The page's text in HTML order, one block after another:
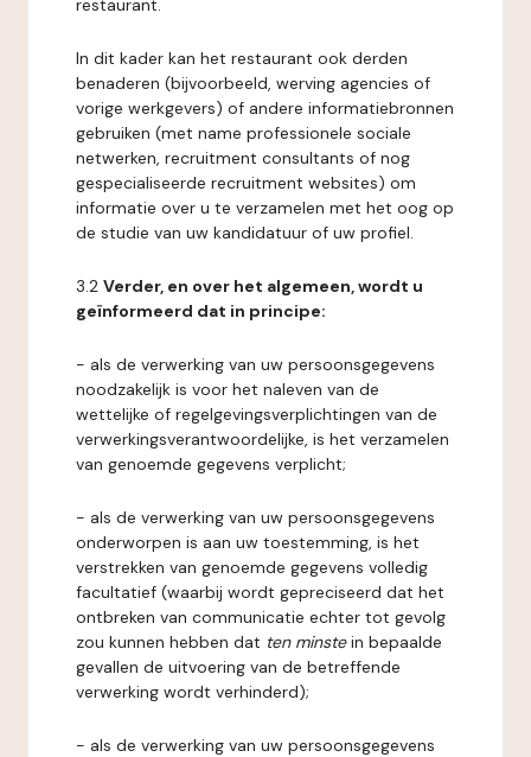
restaurant.
In dit kader kan het restaurant ook derden
benaderen (bijvoorbeeld, werving agencies of
vorige werkgevers) of andere informatiebronnen
gebruiken (met name professionele sociale
netwerken, recruitment consultants of nog
gespecialiseerde recruitment websites) om
informatie over u te verzamelen met het oog op
de studie van uw kandidatuur of uw profiel.
3.2 Verder, en over het algemeen, wordt u
geïnformeerd dat in principe:
- als de verwerking van uw persoonsgegevens
noodzakelijk is voor het naleven van de
wettelijke of regelgevingsverplichtingen van de
verwerkingsverantwoordelijke, is het verzamelen
van genoemde gegevens verplicht;
- als de verwerking van uw persoonsgegevens
onderworpen is aan uw toestemming, is het
verstrekken van genoemde gegevens volledig
facultatief (waarbij wordt gepreciseerd dat het
ontbreken van communicatie echter tot gevolg
zou kunnen hebben dat ten minstein bepaalde
gevallen de uitvoering van de betreffende
verwerking wordt verhinderd);
- als de verwerking van uw persoonsgegevens